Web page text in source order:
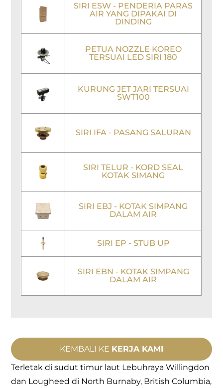
SIRI ESW - PENDERIA PARAS
AIR YANG DIPAKAI DI
DINDING
PETUA NOZZLE KOREO
TERSUAI LED SIRI 180
KURUNG JET JARI TERSUAI
SWT100
SIRI IFA - PASANG SALURAN
SIRI TELUR - KORD SEAL
KOTAK SIMANG
SIRI EBJ - KOTAK SIMPANG
DALAM AIR
SIRI EP - STUB UP
SIRI EBN - KOTAK SIMPANG
DALAM AIR
KEMBALI KE KERJA KAMI
Terletak di sudut timur laut Lebuhraya Willingdon
dan Lougheed di North Burnaby, British Columbia,